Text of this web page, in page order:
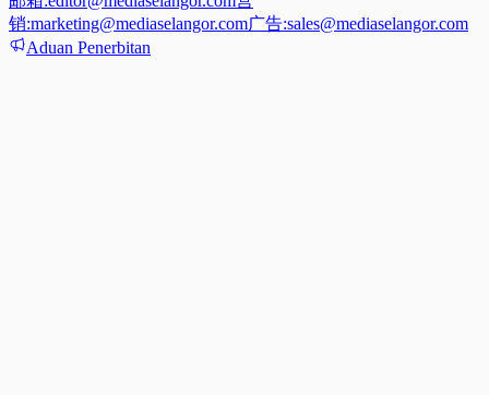
销:marketing@mediaselangor.com广告:sales@mediaselangor.com
Aduan Penerbitan